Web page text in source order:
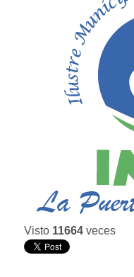
Visto 11664 veces